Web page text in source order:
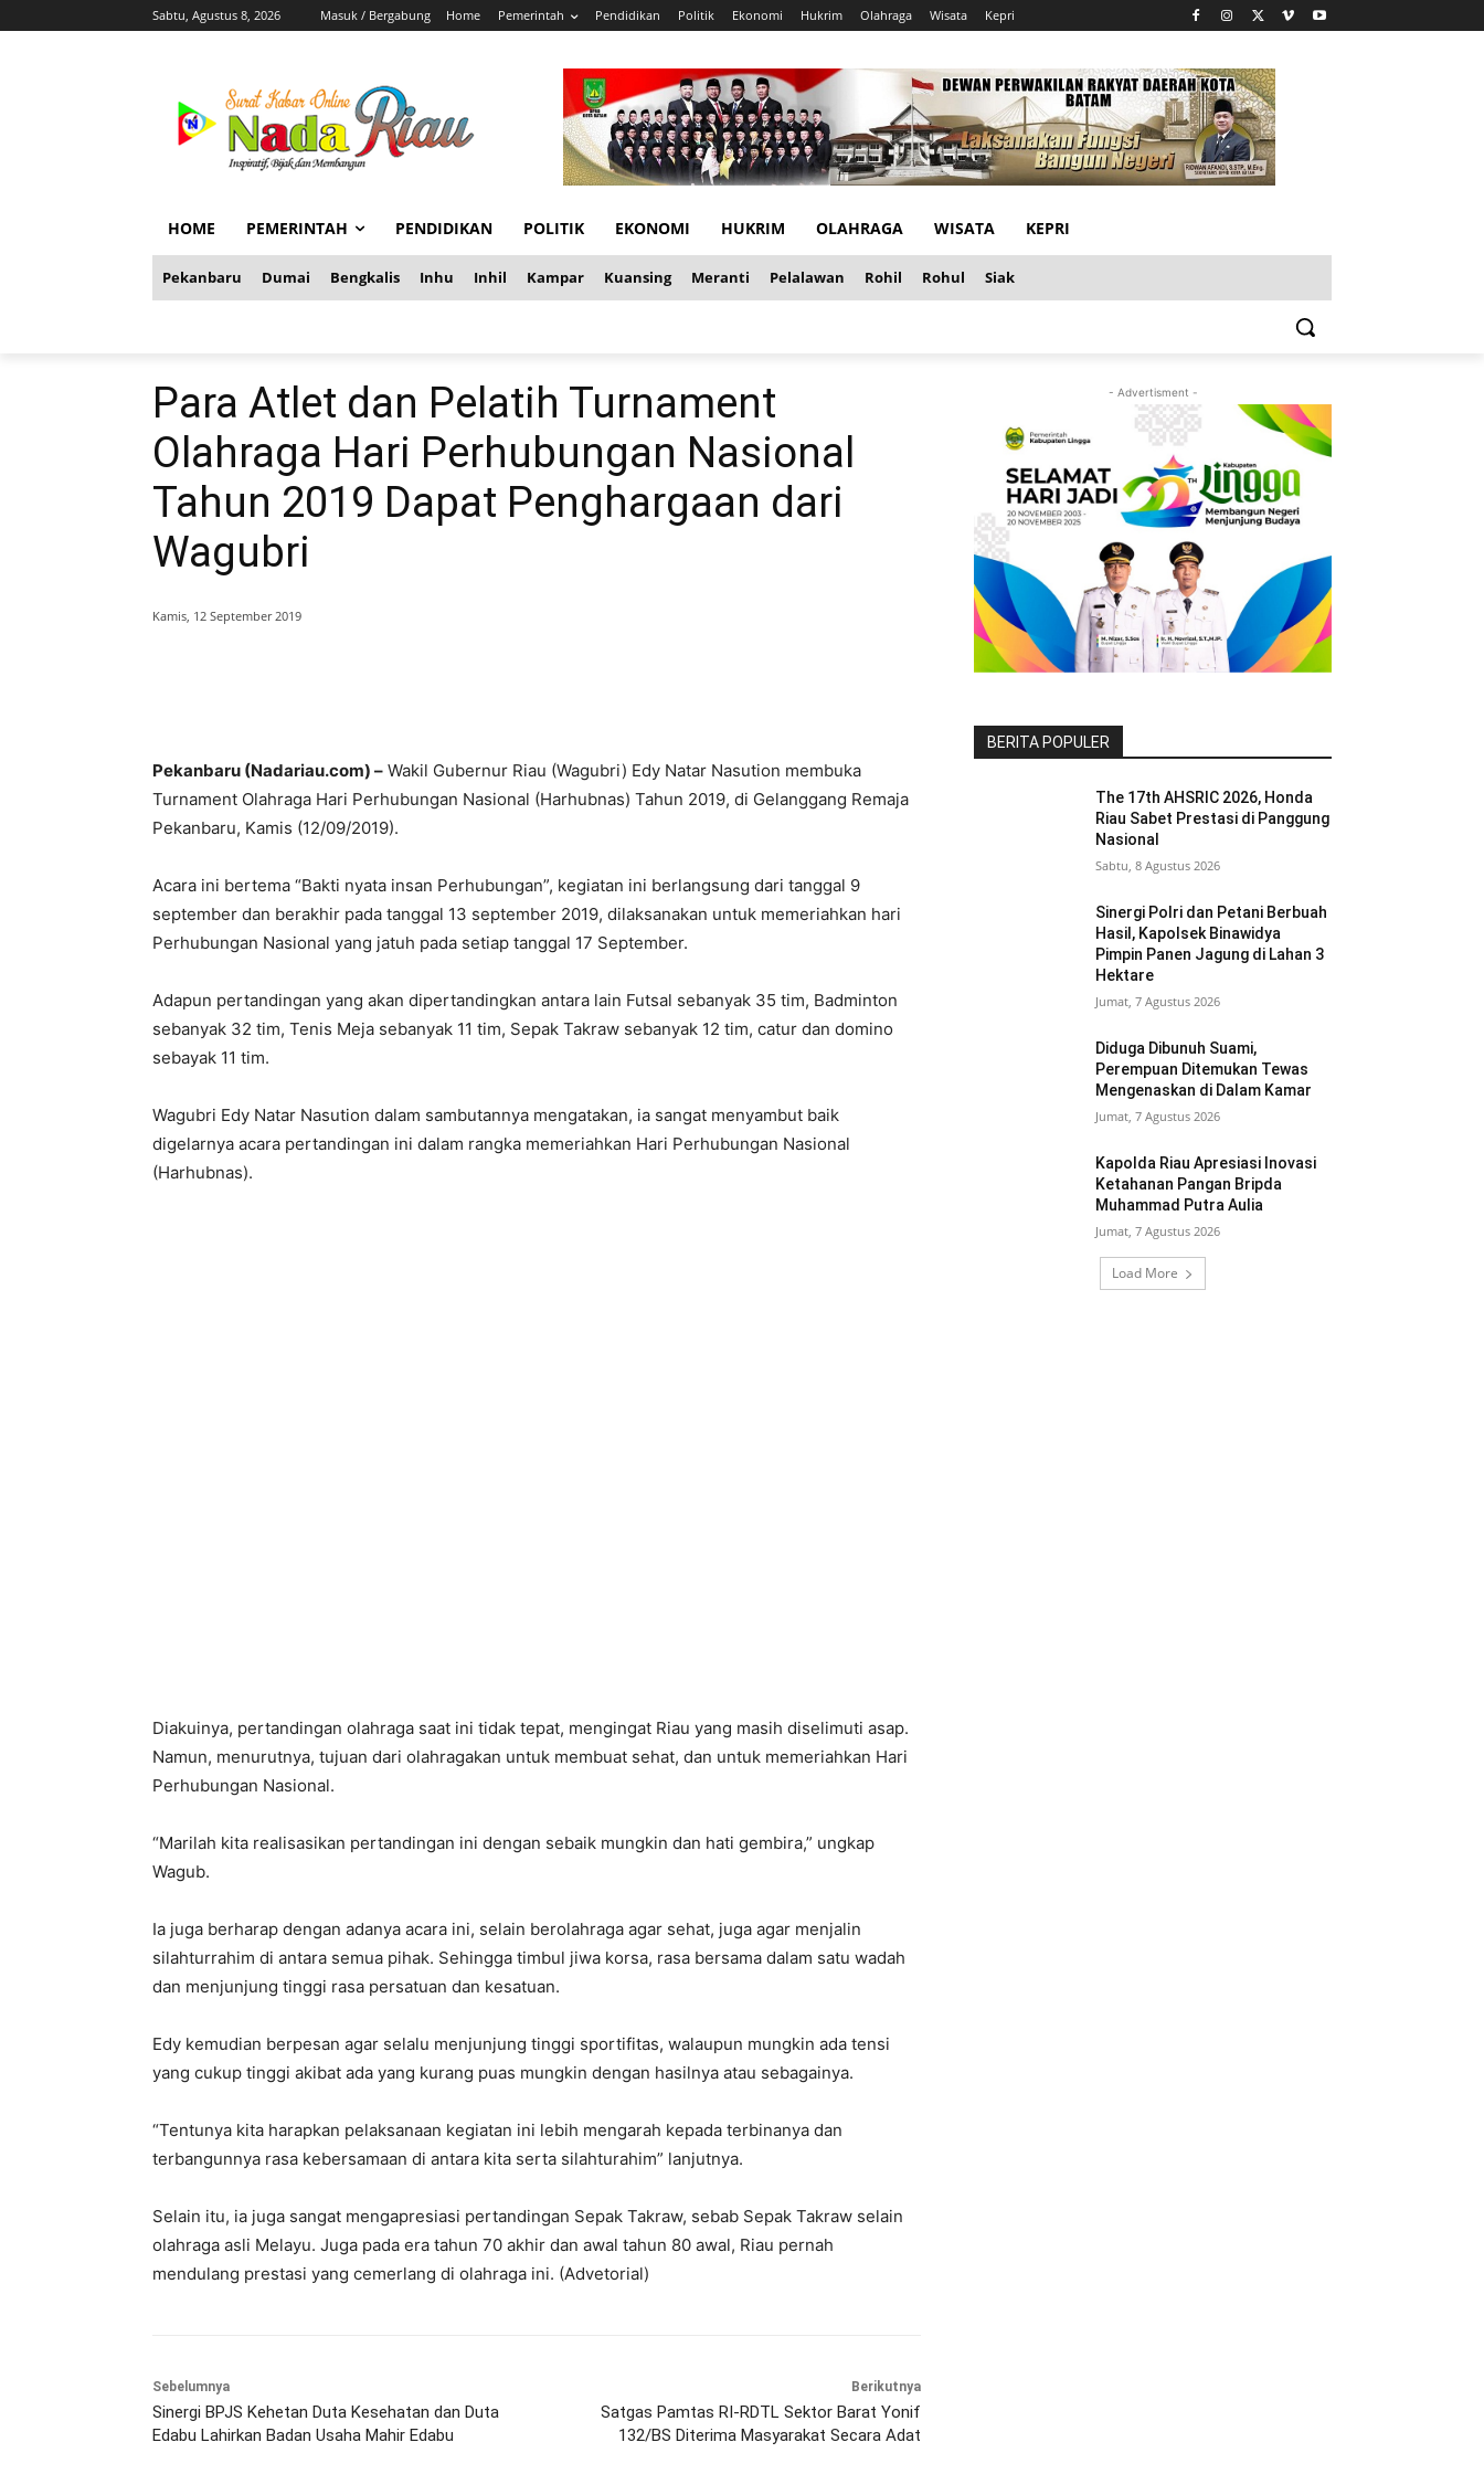
Sabtu, Agustus 8, 2026 Masuk / Bergabung Home Pemerintah Pendidikan Politik Ekonomi Hukrim Olahraga Wisata Kepri
HOME PEMERINTAH PENDIDIKAN POLITIK EKONOMI HUKRIM OLAHRAGA WISATA KEPRI
Pekanbaru Dumai Bengkalis Inhu Inhil Kampar Kuansing Meranti Pelalawan Rohil Rohul Siak
Para Atlet dan Pelatih Turnament
Olahraga Hari Perhubungan Nasional
Tahun 2019 Dapat Penghargaan dari
Wagubri
Kamis, 12 September 2019
Pekanbaru (Nadariau.com) – Wakil Gubernur Riau (Wagubri) Edy Natar Nasution membuka
Turnament Olahraga Hari Perhubungan Nasional (Harhubnas) Tahun 2019, di Gelanggang Remaja
Pekanbaru, Kamis (12/09/2019).
Acara ini bertema “Bakti nyata insan Perhubungan”, kegiatan ini berlangsung dari tanggal 9
september dan berakhir pada tanggal 13 september 2019, dilaksanakan untuk memeriahkan hari
Perhubungan Nasional yang jatuh pada setiap tanggal 17 September.
Adapun pertandingan yang akan dipertandingkan antara lain Futsal sebanyak 35 tim, Badminton
sebanyak 32 tim, Tenis Meja sebanyak 11 tim, Sepak Takraw sebanyak 12 tim, catur dan domino
sebayak 11 tim.
Wagubri Edy Natar Nasution dalam sambutannya mengatakan, ia sangat menyambut baik
digelarnya acara pertandingan ini dalam rangka memeriahkan Hari Perhubungan Nasional
(Harhubnas).
Diakuinya, pertandingan olahraga saat ini tidak tepat, mengingat Riau yang masih diselimuti asap.
Namun, menurutnya, tujuan dari olahragakan untuk membuat sehat, dan untuk memeriahkan Hari
Perhubungan Nasional.
“Marilah kita realisasikan pertandingan ini dengan sebaik mungkin dan hati gembira,” ungkap
Wagub.
Ia juga berharap dengan adanya acara ini, selain berolahraga agar sehat, juga agar menjalin
silahturrahim di antara semua pihak. Sehingga timbul jiwa korsa, rasa bersama dalam satu wadah
dan menjunjung tinggi rasa persatuan dan kesatuan.
Edy kemudian berpesan agar selalu menjunjung tinggi sportifitas, walaupun mungkin ada tensi
yang cukup tinggi akibat ada yang kurang puas mungkin dengan hasilnya atau sebagainya.
“Tentunya kita harapkan pelaksanaan kegiatan ini lebih mengarah kepada terbinanya dan
terbangunnya rasa kebersamaan di antara kita serta silahturahim” lanjutnya.
Selain itu, ia juga sangat mengapresiasi pertandingan Sepak Takraw, sebab Sepak Takraw selain
olahraga asli Melayu. Juga pada era tahun 70 akhir dan awal tahun 80 awal, Riau pernah
mendulang prestasi yang cemerlang di olahraga ini. (Advetorial)
Sebelumnya
Sinergi BPJS Kehetan Duta Kesehatan dan Duta
Edabu Lahirkan Badan Usaha Mahir Edabu
Berikutnya
Satgas Pamtas RI-RDTL Sektor Barat Yonif
132/BS Diterima Masyarakat Secara Adat
- Advertisment -
BERITA POPULER
The 17th AHSRIC 2026, Honda
Riau Sabet Prestasi di Panggung
Nasional
Sabtu, 8 Agustus 2026
Sinergi Polri dan Petani Berbuah
Hasil, Kapolsek Binawidya
Pimpin Panen Jagung di Lahan 3
Hektare
Jumat, 7 Agustus 2026
Diduga Dibunuh Suami,
Perempuan Ditemukan Tewas
Mengenaskan di Dalam Kamar
Jumat, 7 Agustus 2026
Kapolda Riau Apresiasi Inovasi
Ketahanan Pangan Bripda
Muhammad Putra Aulia
Jumat, 7 Agustus 2026
Load More